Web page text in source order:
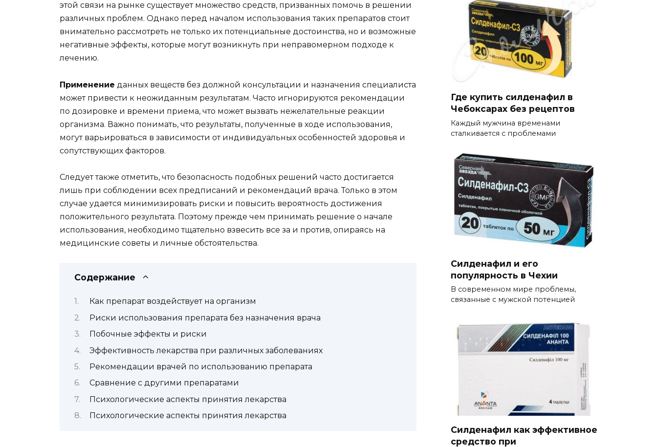
этой связи на рынке существует множество средств, призванных помочь в решении
различных проблем. Однако перед началом использования таких препаратов стоит
внимательно рассмотреть не только их потенциальные достоинства, но и возможные
негативные эффекты, которые могут возникнуть при неправомерном подходе к
лечению.
Применение данных веществ без должной консультации и назначения специалиста
может привести к неожиданным результатам. Часто игнорируются рекомендации
по дозировке и времени приема, что может вызвать нежелательные реакции
организма. Важно понимать, что результаты, полученные в ходе использования,
могут варьироваться в зависимости от индивидуальных особенностей здоровья и
сопутствующих факторов.
Следует также отметить, что безопасность подобных решений часто достигается
лишь при соблюдении всех предписаний и рекомендаций врача. Только в этом
случае удается минимизировать риски и повысить вероятность достижения
положительного результата. Поэтому прежде чем принимать решение о начале
использования, необходимо тщательно взвесить все за и против, опираясь на
медицинские советы и личные обстоятельства.
Содержание
Как препарат воздействует на организм
Риски использования препарата без назначения врача
Побочные эффекты и риски
Эффективность лекарства при различных заболеваниях
Рекомендации врачей по использованию препарата
Сравнение с другими препаратами
Психологические аспекты принятия лекарства
Психологические аспекты принятия лекарства
Где купить силденафил в
Чебоксарах без рецептов
Каждый мужчина временами
сталкивается с проблемами
Силденафил и его
популярность в Чехии
В современном мире проблемы,
связанные с мужской потенцией
Силденафил как эффективное
средство при